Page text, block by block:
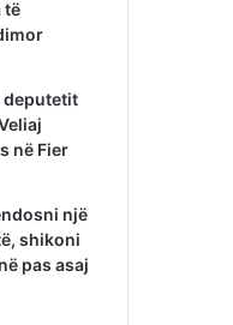
të
deputetit
në Fier
një
shikoni
pas asaj